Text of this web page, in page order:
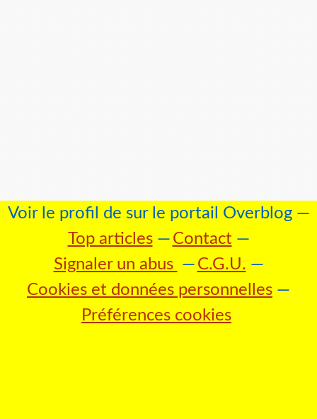
Voir le profil de sur le portail Overblog
Top articles
Contact
Signaler un abus
C.G.U.
Cookies et données personnelles
Préférences cookies